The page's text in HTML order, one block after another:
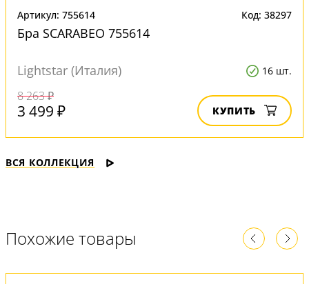
Артикул: 755614 Код: 38297
Бра SCARABEO 755614
Lightstar (Италия) 16 шт.
8 263 ₽
3 499 ₽ КУПИТЬ
ВСЯ КОЛЛЕКЦИЯ
Похожие товары